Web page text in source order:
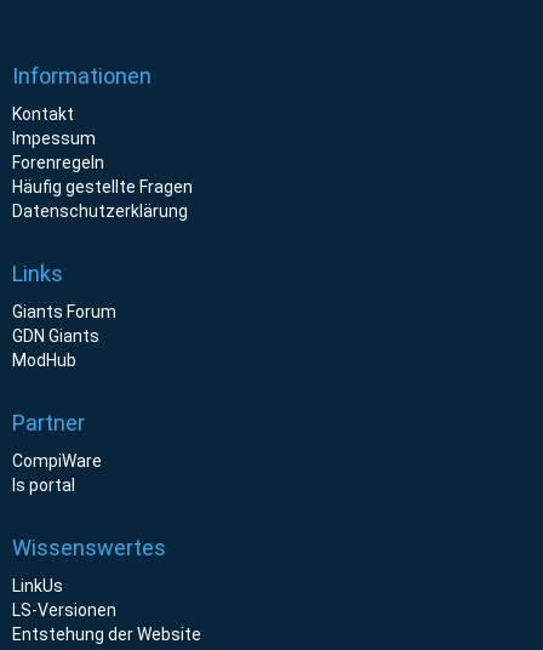
Informationen
Kontakt
Impessum
Forenregeln
Häufig gestellte Fragen
Datenschutzerklärung
Links
Giants Forum
GDN Giants
ModHub
Partner
CompiWare
ls portal
Wissenswertes
LinkUs
LS-Versionen
Entstehung der Website